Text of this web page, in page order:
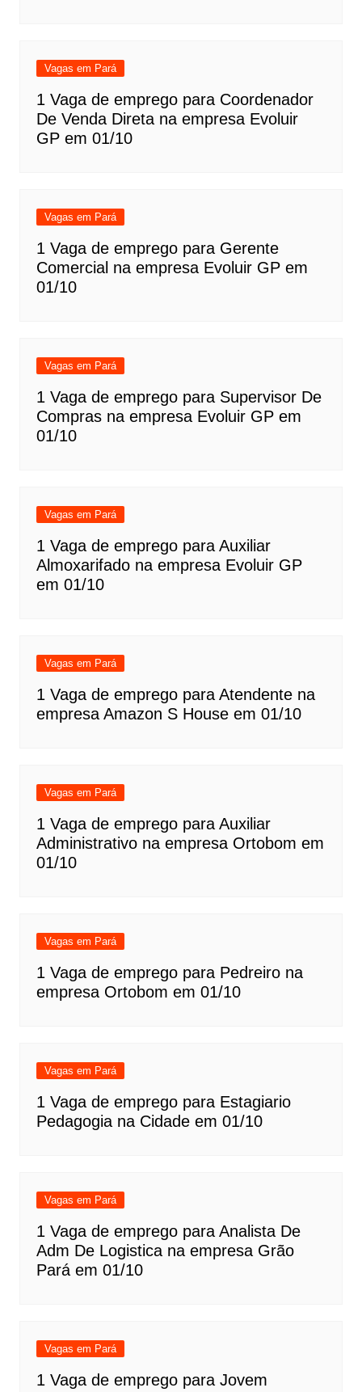
Vagas em Pará
1 Vaga de emprego para Coordenador
De Venda Direta na empresa Evoluir
GP em 01/10
Vagas em Pará
1 Vaga de emprego para Gerente
Comercial na empresa Evoluir GP em
01/10
Vagas em Pará
1 Vaga de emprego para Supervisor De
Compras na empresa Evoluir GP em
01/10
Vagas em Pará
1 Vaga de emprego para Auxiliar
Almoxarifado na empresa Evoluir GP
em 01/10
Vagas em Pará
1 Vaga de emprego para Atendente na
empresa Amazon S House em 01/10
Vagas em Pará
1 Vaga de emprego para Auxiliar
Administrativo na empresa Ortobom em
01/10
Vagas em Pará
1 Vaga de emprego para Pedreiro na
empresa Ortobom em 01/10
Vagas em Pará
1 Vaga de emprego para Estagiario
Pedagogia na Cidade em 01/10
Vagas em Pará
1 Vaga de emprego para Analista De
Adm De Logistica na empresa Grão
Pará em 01/10
Vagas em Pará
1 Vaga de emprego para Jovem